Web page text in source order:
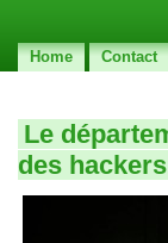
Home Contact
Le
des